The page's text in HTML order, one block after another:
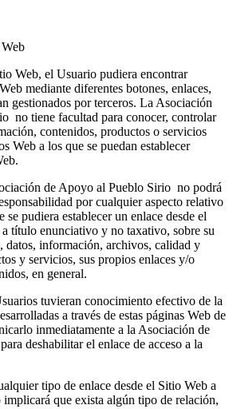
Web, el Usuario pudiera encontrar
mediante diferentes botones, enlaces,
gestionados por terceros. La Asociación
no tiene facultad para conocer, controlar
contenidos, productos o servicios
Web a los que se puedan establecer
de Apoyo al Pueblo Sirio no podrá
por cualquier aspecto relativo
se pudiera establecer un enlace desde el
título enunciativo y no taxativo, sobre su
datos, información, archivos, calidad y
y servicios, sus propios enlaces y/o
en general.
tuvieran conocimiento efectivo de la
a través de estas páginas Web de
inmediatamente a la Asociación de
deshabilitar el enlace de acceso a la
tipo de enlace desde el Sitio Web a
que exista algún tipo de relación,